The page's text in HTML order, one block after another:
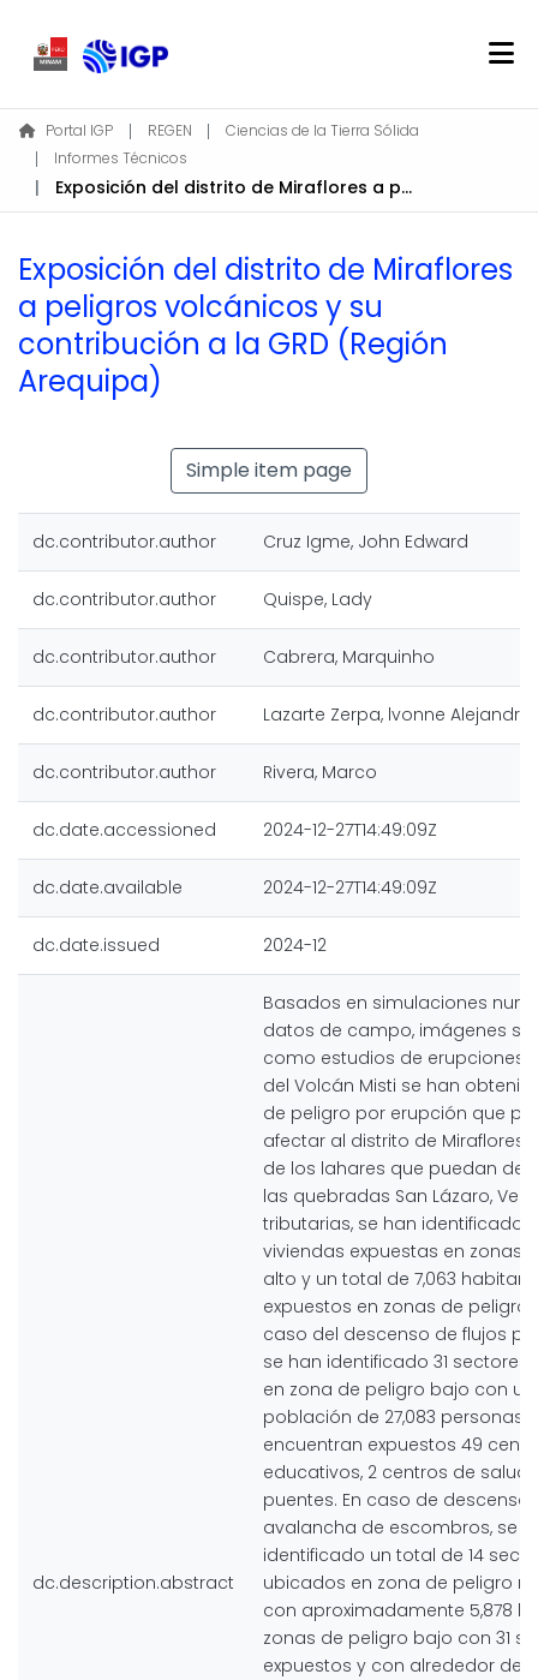
Home
About REGEN
Communities & Collections
Statistics
Log In
Portal IGP REGEN
Ciencias de la Tierra Sólida
Informes Técnicos
Exposición del distrito de Miraflores a peligros volcánicos y su contribución a la GRD (Región Arequipa)
Exposición del distrito de Miraflores
a peligros volcánicos y su
contribución a la GRD (Región
Arequipa)
Simple item page
dc.contributor.author Cruz Igme, John Edward
dc.contributor.author Quispe, Lady
dc.contributor.author Cabrera, Marquinho
dc.contributor.author Lazarte Zerpa, lvonne Alejandra
dc.contributor.author Rivera, Marco
dc.date.accessioned 2024-12-27T14:49:09Z
dc.date.available 2024-12-27T14:49:09Z
dc.date.issued 2024-12
dc.description.abstract
Basados en simulaciones
datos de campo, imágenes
como estudios de erupciones
del Volcán Misti se han
de peligro por erupción que
afectar al distrito de Miraflores.
de los lahares que puedan
las quebradas San Lázaro,
tributarias, se han identificado
viviendas expuestas en zonas
alto y un total de 7,063
expuestos en zonas de peligro
caso del descenso de flujos
se han identificado 31
en zona de peligro bajo con
población de 27,083 personas;
encuentran expuestos 49
educativos, 2 centros de salud y
puentes. En caso de descenso
avalancha de escombros, se
identificado un total de 14
ubicados en zona de peligro
con aproximadamente 5,878
zonas de peligro bajo con 31
expuestos y con alrededor de